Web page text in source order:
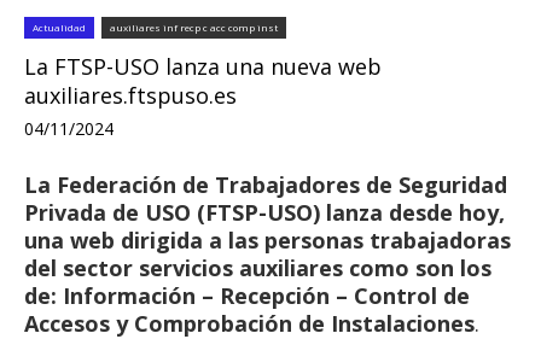
Actualidad auxiliares inf recp c acc comp inst
La FTSP-USO lanza una nueva web
auxiliares.ftspuso.es
04/11/2024
La Federación de Trabajadores de Seguridad
Privada de USO (FTSP-USO) lanza desde hoy,
una web dirigida a las personas trabajadoras
del sector servicios auxiliares como son los
de: Información – Recepción – Control de
Accesos y Comprobación de Instalaciones.